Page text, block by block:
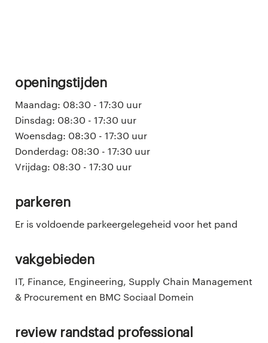
openingstijden
Maandag: 08:30 - 17:30 uur
Dinsdag: 08:30 - 17:30 uur
Woensdag: 08:30 - 17:30 uur
Donderdag: 08:30 - 17:30 uur
Vrijdag: 08:30 - 17:30 uur
parkeren
Er is voldoende parkeergelegeheid voor het pand
vakgebieden
IT, Finance, Engineering, Supply Chain Management
& Procurement en BMC Sociaal Domein
review randstad professional